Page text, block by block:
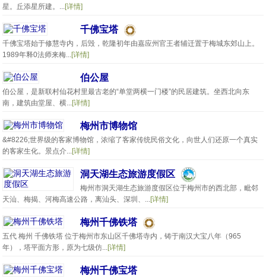
星。丘添星所建。...[详情]
千佛宝塔
千佛宝塔始于修慧寺内，后毁，乾隆初年由嘉应州官王者辅迁置于梅城东郊山上。
1989年释0法师来梅...[详情]
伯公屋
伯公屋，是新联村仙花村里最古老的“单堂两横一门楼”的民居建筑。坐西北向东
南，建筑由堂屋、横...[详情]
梅州市博物馆
&#8226;世界级的客家博物馆，浓缩了客家传统民俗文化，向世人们还原一个真实
的客家生化。景点介...[详情]
洞天湖生态旅游度假区
梅州市洞天湖生态旅游度假区位于梅州市的西北部，毗邻
天汕、梅揭、河梅高速公路，离汕头、深圳、...[详情]
梅州千佛铁塔
五代 梅州 千佛铁塔 位于梅州市东山区千佛塔寺内，铸于南汉大宝八年（965
年），塔平面方形，原为七级仿...[详情]
梅州千佛宝塔